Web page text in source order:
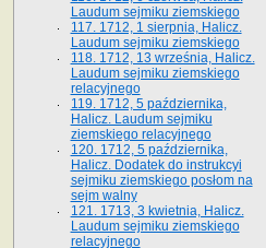
Laudum sejmiku ziemskiego
117. 1712, 1 sierpnia, Halicz.
Laudum sejmiku ziemskiego
118. 1712, 13 września, Halicz.
Laudum sejmiku ziemskiego
relacyjnego
119. 1712, 5 października,
Halicz. Laudum sejmiku
ziemskiego relacyjnego
120. 1712, 5 października,
Halicz. Dodatek do instrukcyi
sejmiku ziemskiego posłom na
sejm walny
121. 1713, 3 kwietnia, Halicz.
Laudum sejmiku ziemskiego
relacyjnego